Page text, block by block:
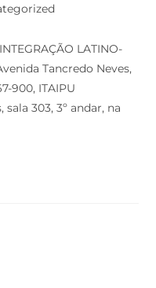
LATINO-
Tancredo Neves,
900, ITAIPU
sala 303, 3º andar, na